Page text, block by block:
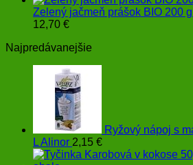
Zelený jačmeň prášok BIO 200
12,70 €
Najpredávanejšie
Ryžový nápoj s
L Alinor 2,15 €